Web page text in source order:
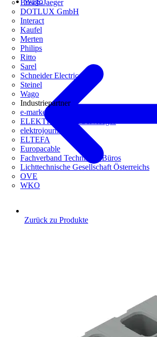
Busch-Jaeger
DOTLUX GmbH
Interact
Kaufel
Merten
Philips
Ritto
Sarel
Schneider Electric
Steinel
Wago
Industriepartner
e-marke
ELEKTRO Daten Serviceges
elektrojournal
ELTEFA
Europacable
Fachverband Technische Büros
Lichttechnische Gesellschaft Österreichs
OVE
WKO
Zurück zu Produkte